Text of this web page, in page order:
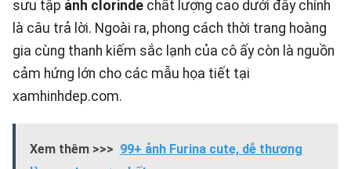
sưu tập ảnh clorinde chất lượng cao dưới đây chính
là câu trả lời. Ngoài ra, phong cách thời trang hoàng
gia cùng thanh kiếm sắc lạnh của cô ấy còn là nguồn
cảm hứng lớn cho các mẫu họa tiết tại
xamhinhdep.com.
Xem thêm >>> 99+ ảnh Furina cute, dễ thương